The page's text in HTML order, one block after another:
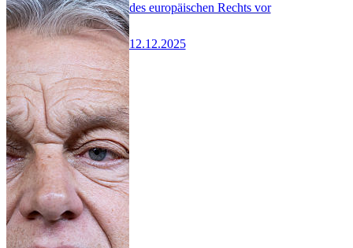
des europäischen Rechts vor
12.12.2025